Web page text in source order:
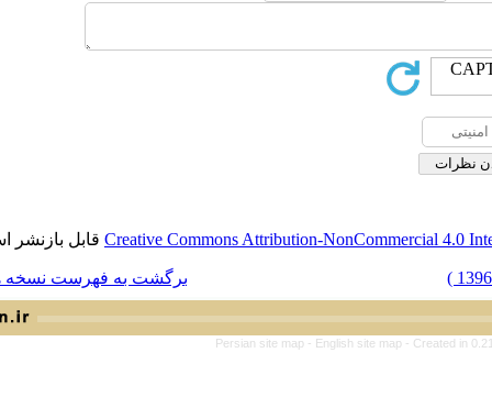
Creative Commons Attribution-قابل بازنشر است.
برگشت به فهرست نسخه ها
Persian site map -English